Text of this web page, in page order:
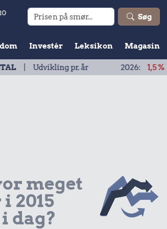
Søg
Investér Leksikon Magasin
pr. år2026: 1,5 % 2025:
meget
2015
dag?